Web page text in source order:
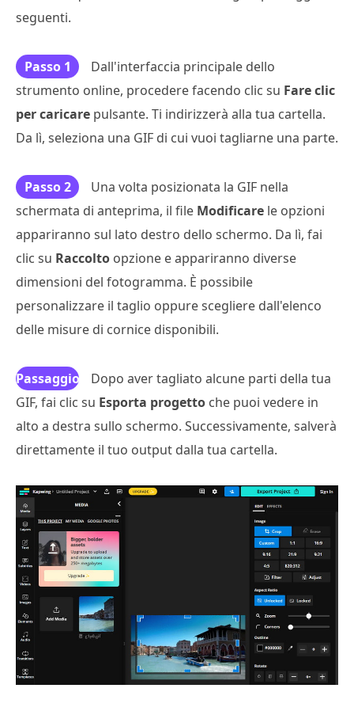
seguenti.
Passo 1
Dall'interfaccia principale dello
strumento online, procedere facendo clic su Fare clic
per caricare pulsante. Ti indirizzerà alla tua cartella.
Da lì, seleziona una GIF di cui vuoi tagliarne una parte.
Passo 2
Una volta posizionata la GIF nella
schermata di anteprima, il file Modificare le opzioni
appariranno sul lato destro dello schermo. Da lì, fai
clic su Raccolto opzione e appariranno diverse
dimensioni del fotogramma. È possibile
personalizzare il taglio oppure scegliere dall'elenco
delle misure di cornice disponibili.
Passaggio
3
Dopo aver tagliato alcune parti della tua
GIF, fai clic su Esporta progetto che puoi vedere in
alto a destra sullo schermo. Successivamente, salverà
direttamente il tuo output dalla tua cartella.